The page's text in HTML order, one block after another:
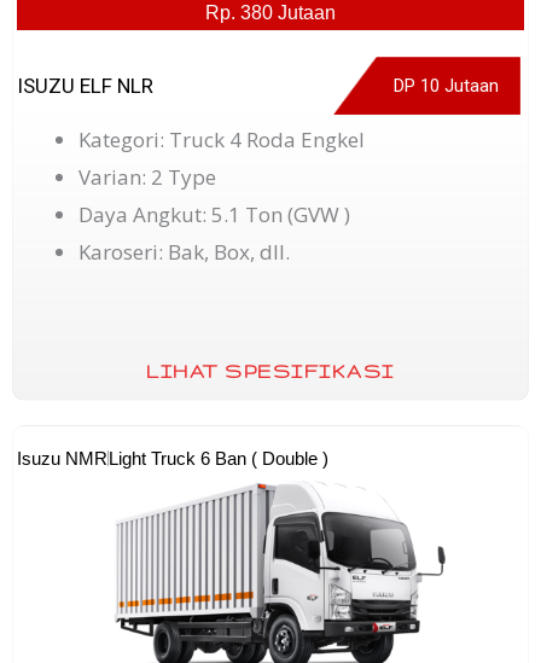
Rp. 380 Jutaan
ISUZU ELF NLR DP 10 Jutaan
Kategori: Truck 4 Roda Engkel
Varian: 2 Type
Daya Angkut: 5.1 Ton (GVW )
Karoseri: Bak, Box, dll.
LIHAT SPESIFIKASI
Isuzu NMRLight Truck 6 Ban ( Double )